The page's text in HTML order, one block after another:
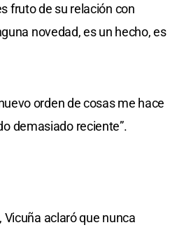
fruto de su relación con
novedad, es un hecho, es
orden de cosas me hace
demasiado reciente”.
aclaró que nunca